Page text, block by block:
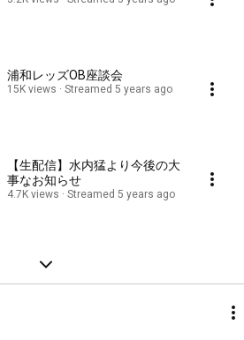
浦和レッズOB座談会
15K views Streamed 5 years ago
【生配信】水内猛より今後の大
事なお知らせ
4.7K views Streamed 5 years ago